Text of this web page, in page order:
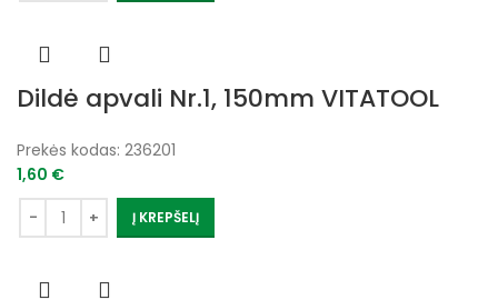
Dildė apvali Nr.1, 150mm VITATOOL
Prekės kodas: 236201
1,60 €
Į KREPŠELĮ